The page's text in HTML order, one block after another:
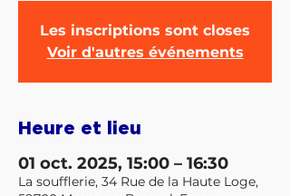
Les inscriptions sont closes
Voir d'autres événements
Heure et lieu
01 oct. 2025, 15:00 – 16:30
La soufflerie, 34 Rue de la Haute Loge,